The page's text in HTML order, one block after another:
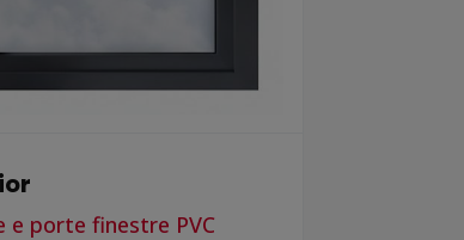
e porte finestre PVC